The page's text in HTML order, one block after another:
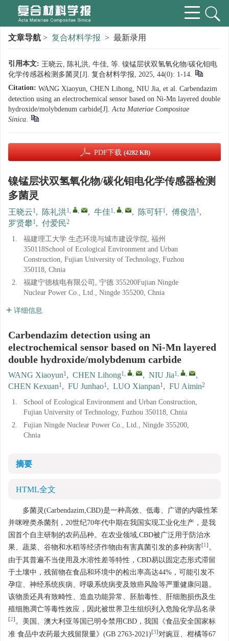
文章导航 > 复合材料学报 > 最新录用
引用本文: 王晓云, 陈礼洪, 牛佳, 等. 镍锰层状双氢氧化物/碳化钼电
化学传感器检测多菌灵[J]. 复合材料学报, 2025, 44(0): 1-14.
Citation: WANG Xiaoyun, CHEN Lihong, NIU Jia, et al. Carbendazim
detection using an electrochemical sensor based on Ni-Mn layered double
hydroxide/molybdenum carbide[J].Acta Materiae Compositae
Sinica.
PDF下载 (4282 KB)
镍锰层状双氢氧化物/碳化钼电化学传感器检测
多菌灵
王晓云1, 陈礼洪1, , , 牛佳1, , , 陈可轩1, 傅俊浩1,
罗贤攀1, 付爱民2
1.
福建理工大学 生态环境与城市建设学院, 福州
350118School of Ecological Environment and Urban
Construction, Fujian University of Technology, Fuzhou
350118, Chnia
2.
福建宁德核电有限公司, 宁德 355200Fujian Ningde
Nuclear Power Co., Ltd., Ningde 355200, Chnia
详细信息
Carbendazim detection using an
electrochemical sensor based on Ni-Mn layered
double hydroxide/molybdenum carbide
WANG Xiaoyun1, CHEN Lihong1, , , NIU Jia1, ,
,
CHEN Kexuan1, FU Junhao1, LUO Xianpan1, FU Aimin2
1.
School of Ecological Environment and Urban Construction,
Fujian University of Technology, Fuzhou 350118, Chnia
2.
Fujian Ningde Nuclear Power Co., Ltd., Ningde 355200,
Chnia
摘要
HTML全文
多菌灵(Carbendazim,CBD)是一种高效、低毒、广谱的内吸性苯
并咪唑类杀菌剂，20世纪70年代中期在我国实现工业化生产，是我
国首个自主研制的农药品种。在农业领域,CBD被广泛用于防治水
果、蔬菜、谷物和水稻等经济作物由有害真菌引发的多种病害[1 ] 。
由于其普遍不当使用及水溶性差等特性，CBD易以固定态形式滞留
于土壤中，残留物在食品和环境中的检出率高达44%，可能引发不
孕症、神经系统疾病、呼吸系统病变及致癌风险等严重健康问题。
该物质还具有致畸性、造血功能异常、胚胎毒性、肝细胞损伤及生
殖细胞凋亡等毒性效应，因此被世界卫生组织列入危险化学品名录
[2] 。美国、澳大利亚等国已明令禁用CBD，我国《食品安全国家标
准 食品中农药最大残留限量》(GB 2763-2021)[3]对豌豆、柑橘等67